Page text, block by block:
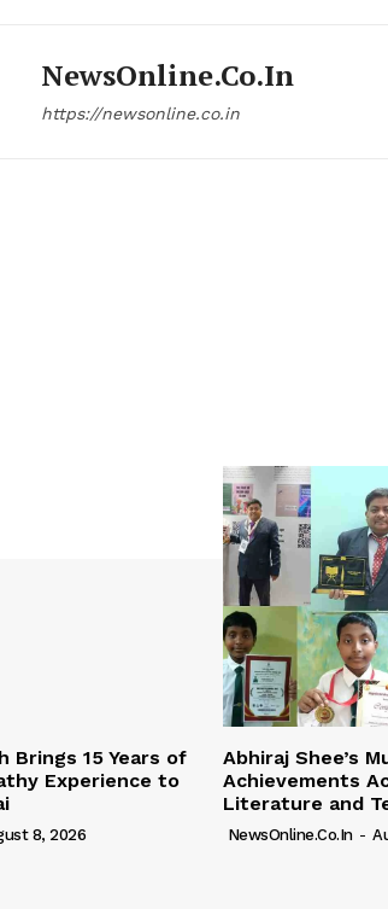
NewsOnline.co.in
https://newsonline.co.in
Brings 15 Years of
Experience to
8, 2026
Abhiraj Shee’s
Achievements
Literature and
NewsOnline.co.in -